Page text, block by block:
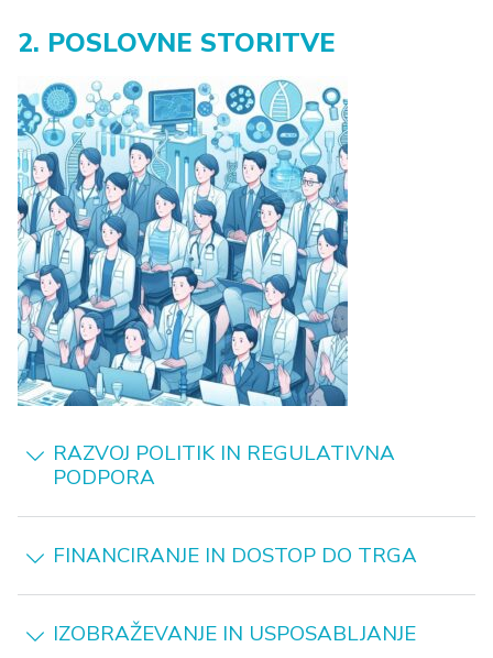
2. POSLOVNE STORITVE
RAZVOJ POLITIK IN REGULATIVNA
PODPORA
FINANCIRANJE IN DOSTOP DO TRGA
IZOBRAŽEVANJE IN USPOSABLJANJE